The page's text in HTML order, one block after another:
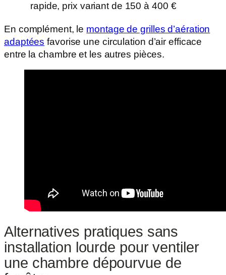
rapide, prix variant de 150 à 400 €
En complément, le montage de grilles d’aération
adaptées favorise une circulation d’air efficace
entre la chambre et les autres pièces.
Alternatives pratiques sans
installation lourde pour ventiler
une chambre dépourvue de